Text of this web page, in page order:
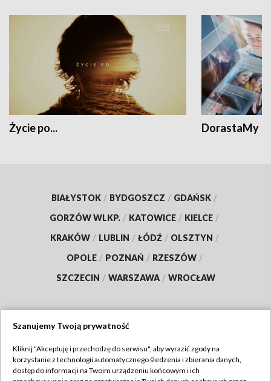
Życie po... DorastaMy
BIAŁYSTOK / BYDGOSZCZ / GDAŃSK /
GORZÓW WLKP. / KATOWICE / KIELCE /
KRAKÓW / LUBLIN / ŁÓDŹ / OLSZTYN /
OPOLE / POZNAŃ / RZESZÓW /
SZCZECIN / WARSZAWA / WROCŁAW
TVP
Szanujemy Twoją prywatność
Kliknij "Akceptuję i przechodzę do serwisu", aby wyrazić zgody na
korzystanie z technologii automatycznego śledzenia i zbierania danych,
dostęp do informacji na Twoim urządzeniu końcowym i ich